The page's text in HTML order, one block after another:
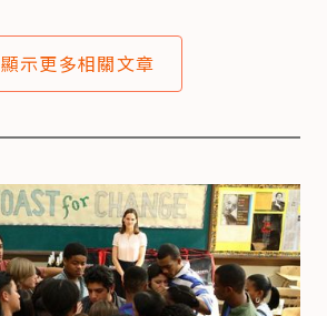
顯示更多相關文章